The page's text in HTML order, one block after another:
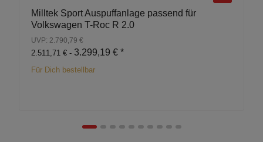
Milltek Sport Auspuffanlage passend für
Volkswagen T-Roc R 2.0
UVP: 2.790,79 €
2.511,71 € - 3.299,19 € *
Für Dich bestellbar